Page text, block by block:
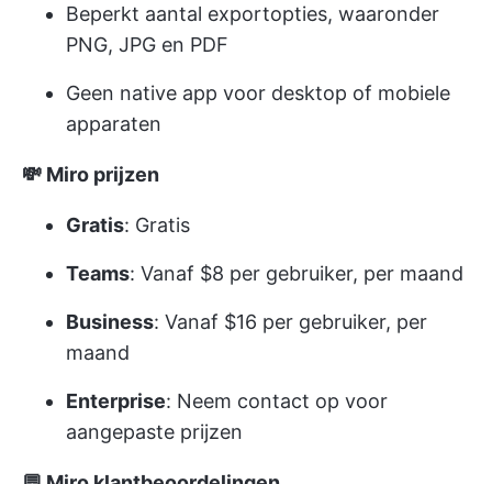
Beperkt aantal exportopties, waaronder
PNG, JPG en PDF
Geen native app voor desktop of mobiele
apparaten
💸 Miro prijzen
Gratis: Gratis
Teams: Vanaf $8 per gebruiker, per maand
Business: Vanaf $16 per gebruiker, per
maand
Enterprise: Neem contact op voor
aangepaste prijzen